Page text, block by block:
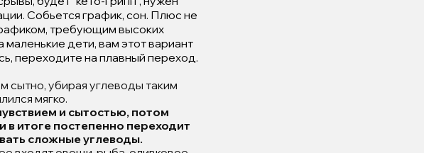
Собьется график, сон. Плюс не
требующим высоких
маленькие дети, вам этот вариант
переходите на плавный переход.
убирая углеводы таким
мягко.
и сытостью, потом
в итоге постепенно переходит
сложные углеводы.